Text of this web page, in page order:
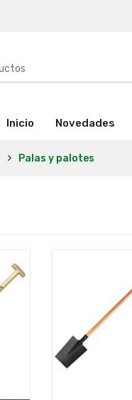
Inicio (activo)Novedades
Palas y palotes